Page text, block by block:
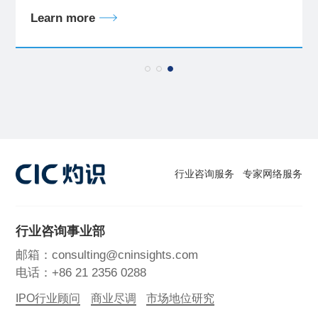
Learn more
行业咨询服务 专家网络服务
行业咨询事业部
邮箱：consulting@cninsights.com
电话：+86 21 2356 0288
IPO行业顾问 商业尽调 市场地位研究